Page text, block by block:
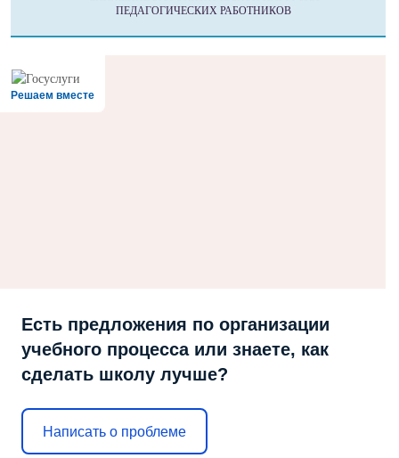
ПЕДАГОГИЧЕСКИХ РАБОТНИКОВ
Решаем вместе
Есть предложения по организации
учебного процесса или знаете, как
сделать школу лучше?
Написать о проблеме